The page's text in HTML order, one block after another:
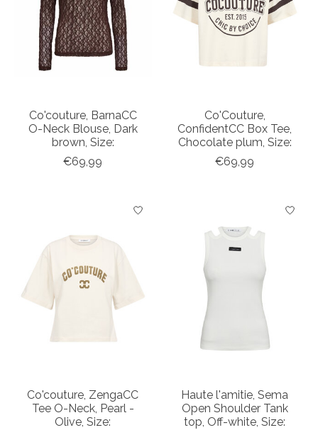
Co'couture, BarnaCC
O-Neck Blouse, Dark
brown, Size:
€69,99
Co'Couture,
ConfidentCC Box Tee,
Chocolate plum, Size:
€69,99
Co'couture, ZengaCC
Tee O-Neck, Pearl -
Olive, Size:
Haute l'amitie, Sema
Open Shoulder Tank
top, Off-white, Size: